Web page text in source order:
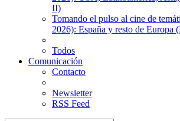
II)
Tomando el pulso al cine de
2026): España y resto de Europa
Todos
Comunicación
Contacto
Newsletter
RSS Feed